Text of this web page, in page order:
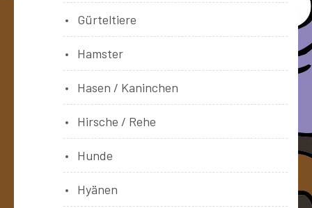
Gürteltiere
Hamster
Hasen / Kaninchen
Hirsche / Rehe
Hunde
Hyänen